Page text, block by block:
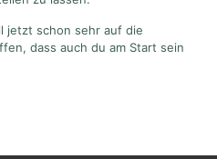
jetzt schon sehr auf die
dass auch du am Start sein